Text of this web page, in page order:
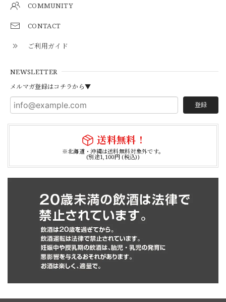
COMMUNITY
CONTACT
ご利用ガイド
NEWSLETTER
メルマガ登録はコチラから▼
登録
送料無料！
※北海道・沖縄は送料無料対象外です。
(別途1,100円 (税込))